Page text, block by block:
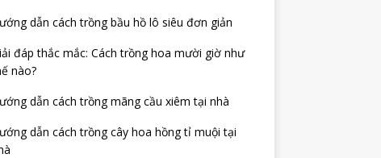
dẫn cách trồng bầu hồ lô siêu đơn giản
đáp thắc mắc: Cách trồng hoa mười giờ như
nào?
dẫn cách trồng mãng cầu xiêm tại nhà
dẫn cách trồng cây hoa hồng tỉ muội tại